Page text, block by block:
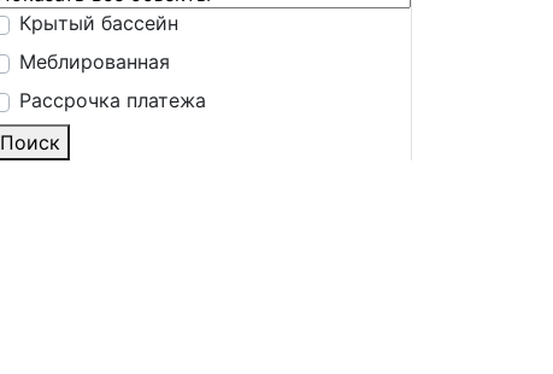
Крытый бассейн
Меблированная
Рассрочка платежа
Поиск